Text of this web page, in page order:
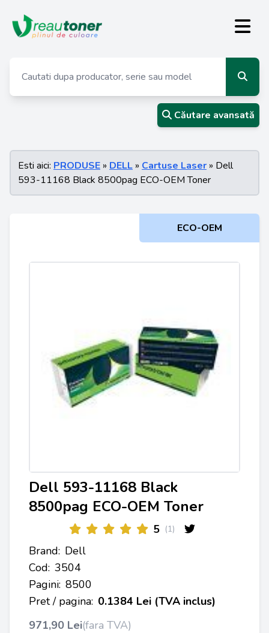
Căutare avansată
Esti aici: PRODUSE » DELL » Cartuse Laser » Dell
593-11168 Black 8500pag ECO-OEM Toner
ECO-OEM
Dell 593-11168 Black
8500pag ECO-OEM Toner
5 (1)
Brand: Dell
Cod: 3504
Pagini: 8500
Pret / pagina: 0.1384 Lei (TVA inclus)
971,90 Lei(fara TVA)